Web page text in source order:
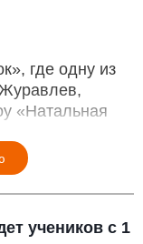
где одну из
«Натальная
учеников с 1